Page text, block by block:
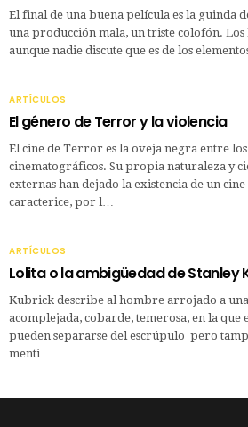
El final de una buena película es la guinda
una producción mala, un triste colofón. Los
aunque nadie discute que es de los
ARTÍCULOS
El género de Terror y la violencia
El cine de Terror es la oveja negra entre
cinematográficos. Su propia naturaleza y
externas han dejado la existencia de un
caracterice, por l…
ARTÍCULOS
Lolita o la ambigüedad de Stanley
Kubrick describe al hombre arrojado a una
acomplejada, cobarde, temerosa, en la
pueden separarse del escrúpulo pero
menti…